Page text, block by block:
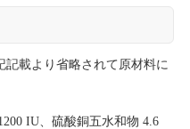
載より省略されて原材料に
IU、硫酸銅五水和物 4.6